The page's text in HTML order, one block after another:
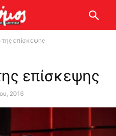
επίσκεψης
επίσκεψης
2016